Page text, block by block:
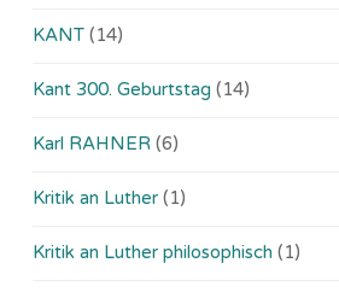
KANT (14)
Kant 300. Geburtstag (14)
Karl RAHNER (6)
Kritik an Luther (1)
Kritik an Luther philosophisch (1)